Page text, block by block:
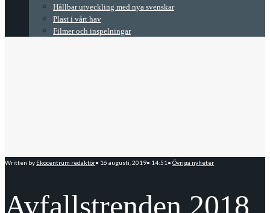
Hållbar utveckling med nya svenskar
Plast i vårt hav
Filmer och inspelningar
Written by Ekocentrum redaktör• 16 augusti, 2019• 14:51 • Övriga nyheter
Avfallstrenden 2018